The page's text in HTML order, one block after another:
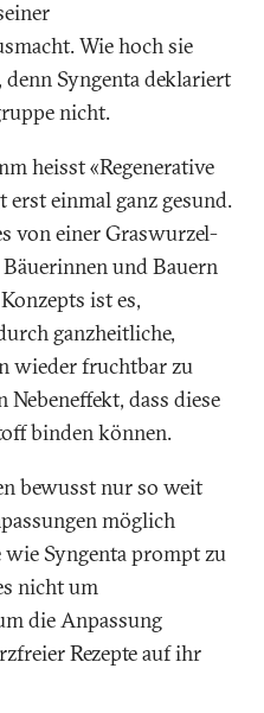
Wie hoch sie
Syngenta deklariert
nicht.
heisst «Regenerative
einmal ganz gesund.
von einer Graswurzel-
und Bauern
ist es,
ganzheitliche,
wieder fruchtbar zu
dass diese
binden können.
bewusst nur so weit
möglich
wie Syngenta prompt zu
nicht um
die Anpassung
Rezepte auf ihr